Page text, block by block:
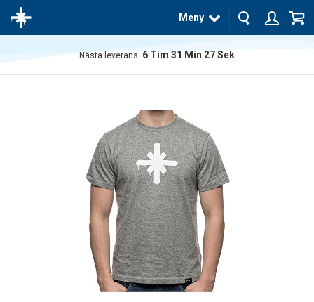
Meny
Nästa leverans: 6 Tim 31 Min 26Sek